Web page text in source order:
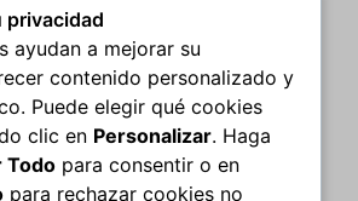
Espacios de Vida y Arte»
a difundir variadas actividades
el accionar solidario, es
laAsociación Civil
privacidad
ayudan a mejorar su
contenido personalizado y
Puede elegir qué cookies
clic en Personalizar. Haga
Todo para consentir o en
para rechazar cookies no